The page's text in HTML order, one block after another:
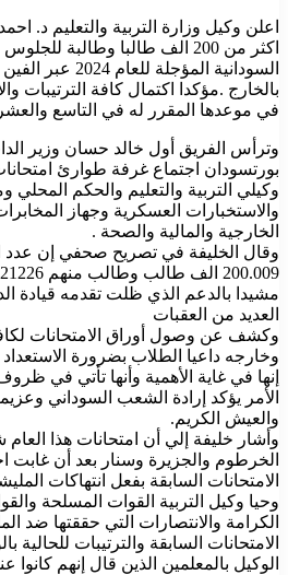
اعلن وكيل وزارة التربية والتعليم د.
اكثر من 200 الف طالبا وطالبة
بالخارج .مؤكدا اكتمال كافة الترتيبات
في موعدها المقرر له في التاسع
وترأس الفريق أول خالد حسان وزير
بورتسودان اجتماع غرفة طوارئ
وكيلي التربية والتعليم والحكم المحلي
والاستخبارات العسكرية وجهاز
الخارجية والمالية والصحة .
وقال الخليفة في تصريح صحفي إن عدد
200.009 الف طالب وطالب منهم 21226 بالخارج.
مشيدا بالدعم الذي ظلت تقدمه قيادة
العديد من العقبات
وكشف عن وصول أوراق الامتحانات
وخارجه داعيا الطلاب بضرورة الاستعداد
إنها في غاية الأهمية وأنها تأتي في
الأمر يؤكد إرادة الشعب السوداني
والعيش الكريم.
الخرطوم والجزيرة وسنار بعد أن غابت
الامتحانات السابقة بفعل انتهاكات
وحيا وكيل التربية القوات المسلحة
الكرامة والانتصارات التي حققتها ضد
الامتحانات السابقة والترتيبات
الوكيل بالمعلمين الذين قال إنهم